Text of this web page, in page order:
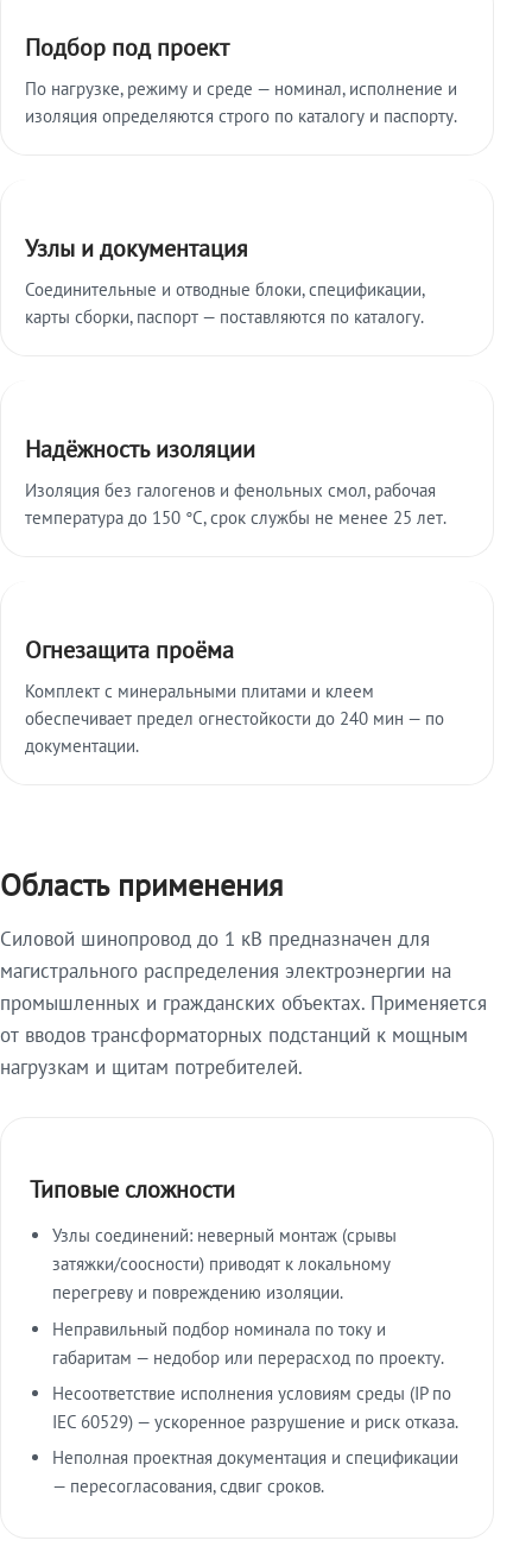
Подбор под проект
По нагрузке, режиму и среде — номинал, исполнение и
изоляция определяются строго по каталогу и паспорту.
Узлы и документация
Соединительные и отводные блоки, спецификации,
карты сборки, паспорт — поставляются по каталогу.
Надёжность изоляции
Изоляция без галогенов и фенольных смол, рабочая
температура до 150 °C, срок службы не менее 25 лет.
Огнезащита проёма
Комплект с минеральными плитами и клеем
обеспечивает предел огнестойкости до 240 мин — по
документации.
Область применения
Силовой шинопровод до 1 кВ предназначен для
магистрального распределения электроэнергии на
промышленных и гражданских объектах. Применяется
от вводов трансформаторных подстанций к мощным
нагрузкам и щитам потребителей.
Типовые сложности
Узлы соединений: неверный монтаж (срывы
затяжки/соосности) приводят к локальному
перегреву и повреждению изоляции.
Неправильный подбор номинала по току и
габаритам — недобор или перерасход по проекту.
Несоответствие исполнения условиям среды (IP по
IEC 60529) — ускоренное разрушение и риск отказа.
Неполная проектная документация и спецификации
— пересогласования, сдвиг сроков.